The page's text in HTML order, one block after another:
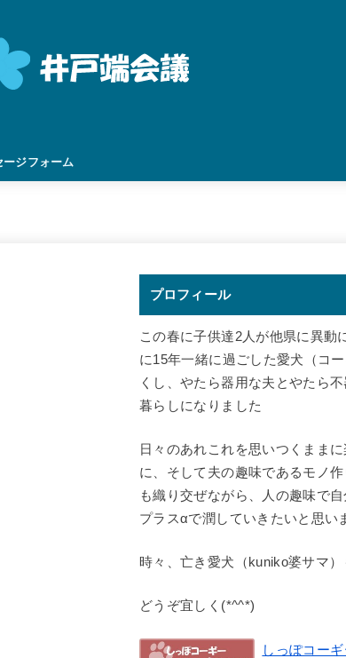
ージフォーム
プロフィール
この春に子供達2人が他県に異動
に15年一緒に過ごした愛犬（コ
くし、やたら器用な夫とやたら
暮らしになりました
日々のあれこれを思いつくまま
に、そして夫の趣味であるモノ
も織り交ぜながら、人の趣味で
プラスαで潤していきたいと思い
時々、亡き愛犬（kuniko婆サマ）
どうぞ宜しく(*^^*)
しっぽコー